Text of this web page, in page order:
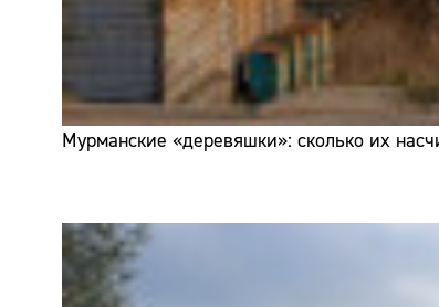
Мурманские «деревяшки»: сколько их